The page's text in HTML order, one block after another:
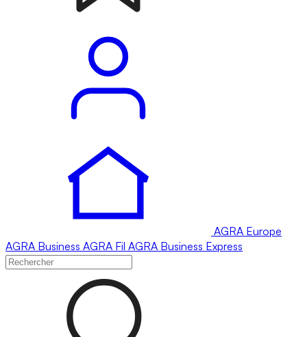
AGRA Europe
AGRA Business AGRA Fil AGRA Business Express